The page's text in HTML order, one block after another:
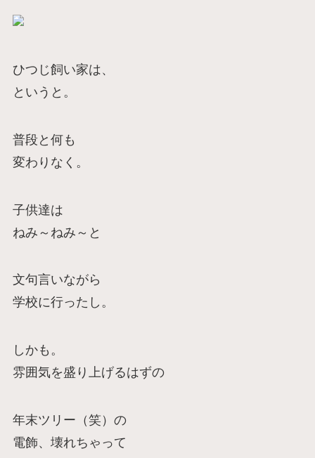
ひつじ飼い家は、
というと。
普段と何も
変わりなく。
子供達は
ねみ～ねみ～と
文句言いながら
学校に行ったし。
しかも。
雰囲気を盛り上げるはずの
年末ツリー（笑）の
電飾、壊れちゃって